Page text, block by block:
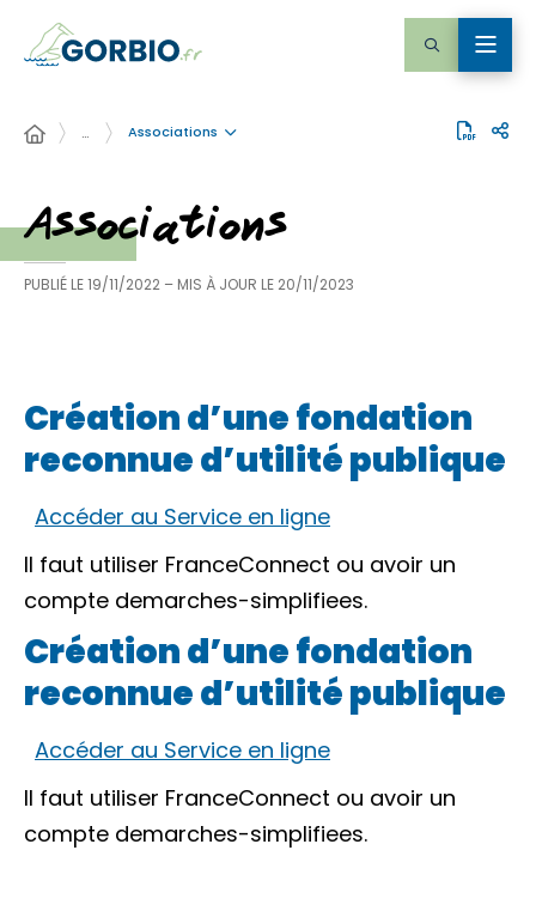
… Associations
Associations
PUBLIÉ LE19/11/2022 – MIS À JOUR LE 20/11/2023
Création d’une fondation
reconnue d’utilité publique
Accéder au Service en ligne
Il faut utiliser FranceConnect ou avoir un
compte demarches-simplifiees.
Création d’une fondation
reconnue d’utilité publique
Accéder au Service en ligne
Il faut utiliser FranceConnect ou avoir un
compte demarches-simplifiees.